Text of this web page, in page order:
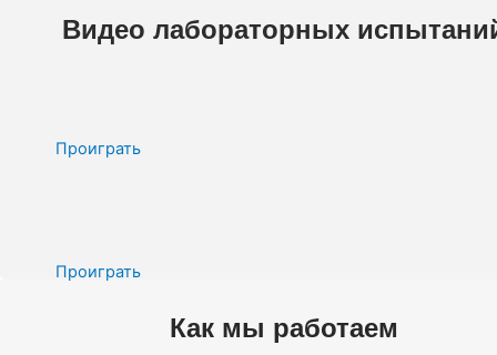
Видео лабораторных
Проиграть
Проиграть
Как мы работаем